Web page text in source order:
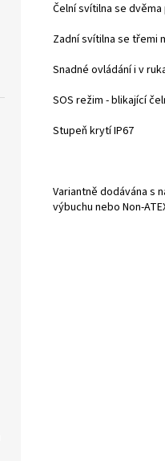
Čelní svítilna se
Zadní svítilna se třemi
Snadné ovládání i v
SOS režim - blikající
Stupeň krytí IP67
Variantně dodávána s
výbuchu nebo Non-